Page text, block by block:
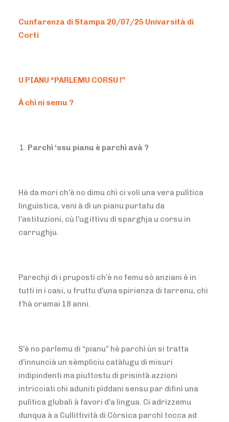
Cunfarenza di Stampa 20/07/25 Univarsità di
Corti
U PIANU “PARLEMU CORSU !”
À chì ni semu ?
Parchì ‘ssu pianu è parchì avà ?
Hè da mori ch’è no dimu chì ci voli una vera pulìtica
linguìstica, veni à dì un pianu purtatu da
l’astituzioni, cù l’ugittivu di sparghja u corsu in
carrughju.
Parechji di i pruposti ch’è no femu sò anziani è in
tutti in i casi, u fruttu d’una spirienza di tarrenu, chì
t’hà oramai 18 anni.
S’è no parlemu di “pianu” hè parchì ùn si tratta
d’innuncià un sèmpliciu catàlugu di misuri
indipindenti ma piuttostu di prisintà azzioni
intricciati chì aduniti pìddani sensu par difinì una
pulìtica glubali à favori d’a lingua. Ci adrizzemu
dunqua à a Cullittività di Còrsica parchì tocca ad